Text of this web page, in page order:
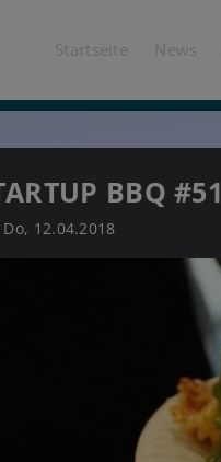
Startseite News
BBQ #51
12.04.2018